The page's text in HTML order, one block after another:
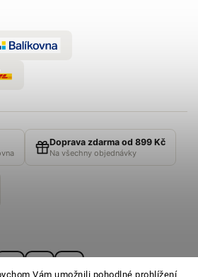
Vám umožnili pohodlné prohlížení
Doprava zdarma od 899 Kč
Na všechny objednávky